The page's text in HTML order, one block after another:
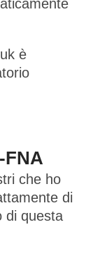
è
FNA
che ho
di
di questa